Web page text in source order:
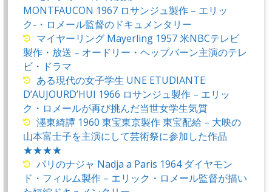
MONTFAUCON 1967 ロサンジュ製作 – エリッ
ク-・ロメール監督のドキュメンタリー
マイヤーリング Mayerling 1957 米NBCテレビ
製作・放送 – オードリー・ヘップバーン主演のテレ
ビ・ドラマ
ある現代の女子学生 UNE ETUDIANTE
D’AUJOURD’HUI 1966 ロサンジュ製作 – エリッ
ク・ロメールが再び挑んだ当世女学生気質
濹東綺譚 1960 東宝東京製作 東宝配給 – 大映の
山本富士子を主演にして芸術祭に参加した作品
★★★★
パリのナジャ Nadja a Paris 1964 ダイヤモン
ド・フィルム製作 – エリック・ロメール監督が描い